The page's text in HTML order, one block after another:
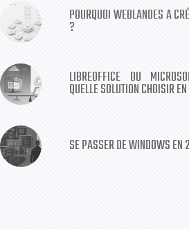
POURQUOI WEBLANDES A
?
LIBREOFFICE OU
QUELLE SOLUTION CHOISIR
SE PASSER DE WINDOWS